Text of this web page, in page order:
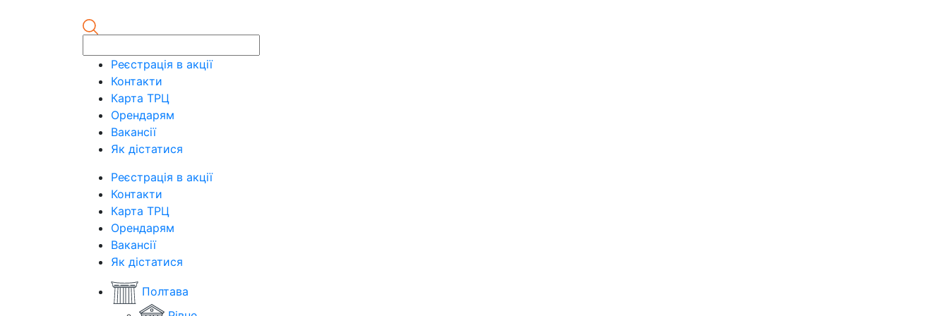
Реєстрація в акції
Контакти
Карта ТРЦ
Орендарям
Вакансії
Як дістатися
Реєстрація в акції
Контакти
Карта ТРЦ
Орендарям
Вакансії
Як дістатися
Полтава